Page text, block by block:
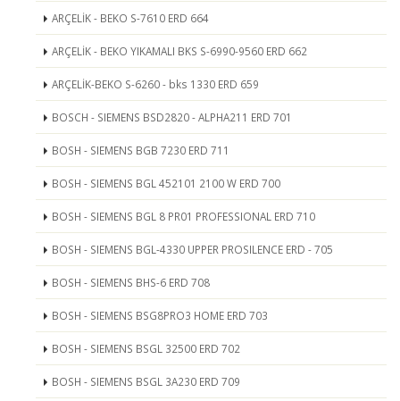
ARÇELİK - BEKO S-7610 ERD 664
ARÇELİK - BEKO YIKAMALI BKS S-6990-9560 ERD 662
ARÇELİK-BEKO S-6260 - bks 1330 ERD 659
BOSCH - SIEMENS BSD2820 - ALPHA211 ERD 701
BOSH - SIEMENS BGB 7230 ERD 711
BOSH - SIEMENS BGL 452101 2100 W ERD 700
BOSH - SIEMENS BGL 8 PR01 PROFESSIONAL ERD 710
BOSH - SIEMENS BGL-4330 UPPER PROSILENCE ERD - 705
BOSH - SIEMENS BHS-6 ERD 708
BOSH - SIEMENS BSG8PRO3 HOME ERD 703
BOSH - SIEMENS BSGL 32500 ERD 702
BOSH - SIEMENS BSGL 3A230 ERD 709